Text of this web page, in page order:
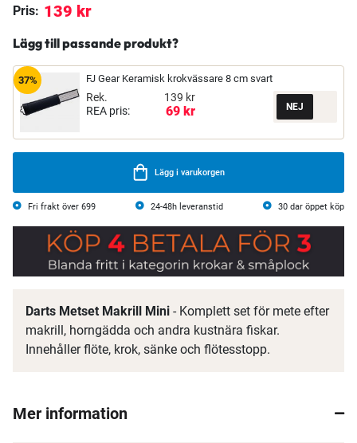
Pris: 139 kr
Lägg till passande produkt?
37% FJ Gear Keramisk krokvässare 8 cm svart
Rek.
139 kr
REA pris:
69 kr
Lägg i varukorgen
Fri frakt över 699 24-48h leveranstid 30 dar öppet köp
Darts Metset Makrill Mini - Komplett set för mete efter
makrill, horngädda och andra kustnära fiskar.
Innehåller flöte, krok, sänke och flötesstopp.
Mer information